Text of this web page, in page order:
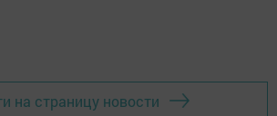
на страницу новости